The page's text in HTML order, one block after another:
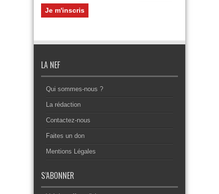
LA NEF
Qui sommes-nous ?
La rédaction
Contactez-nous
Faites un don
Mentions Légales
S’ABONNER